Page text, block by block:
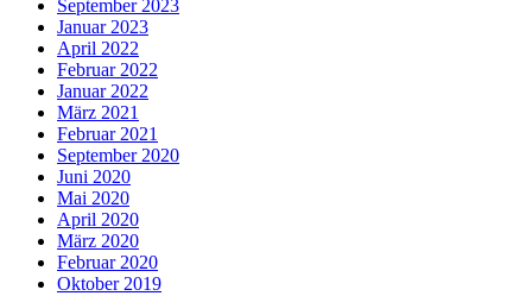
September 2023
Januar 2023
April 2022
Februar 2022
Januar 2022
März 2021
Februar 2021
September 2020
Juni 2020
Mai 2020
April 2020
März 2020
Februar 2020
Oktober 2019